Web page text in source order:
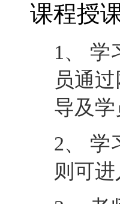
2、 学
则可
3、 老
一对
4、 完
可完